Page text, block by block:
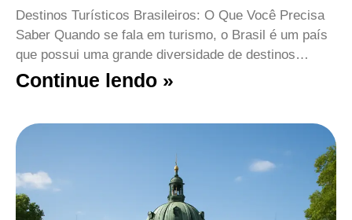
Destinos Turísticos Brasileiros: O Que Você Precisa
Saber Quando se fala em turismo, o Brasil é um país
que possui uma grande diversidade de destinos…
Continue lendo »